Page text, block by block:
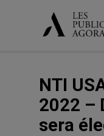
NTI
2022 –
sera